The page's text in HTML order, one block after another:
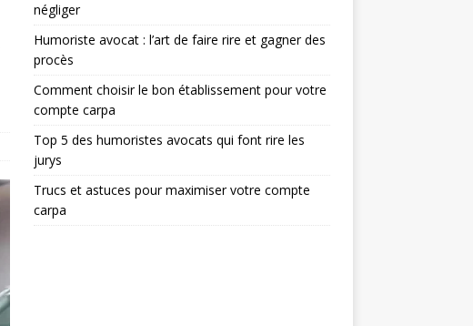
négliger
Humoriste avocat : l’art de faire rire et gagner des
procès
Comment choisir le bon établissement pour votre
compte carpa
Top 5 des humoristes avocats qui font rire les
jurys
Trucs et astuces pour maximiser votre compte
carpa